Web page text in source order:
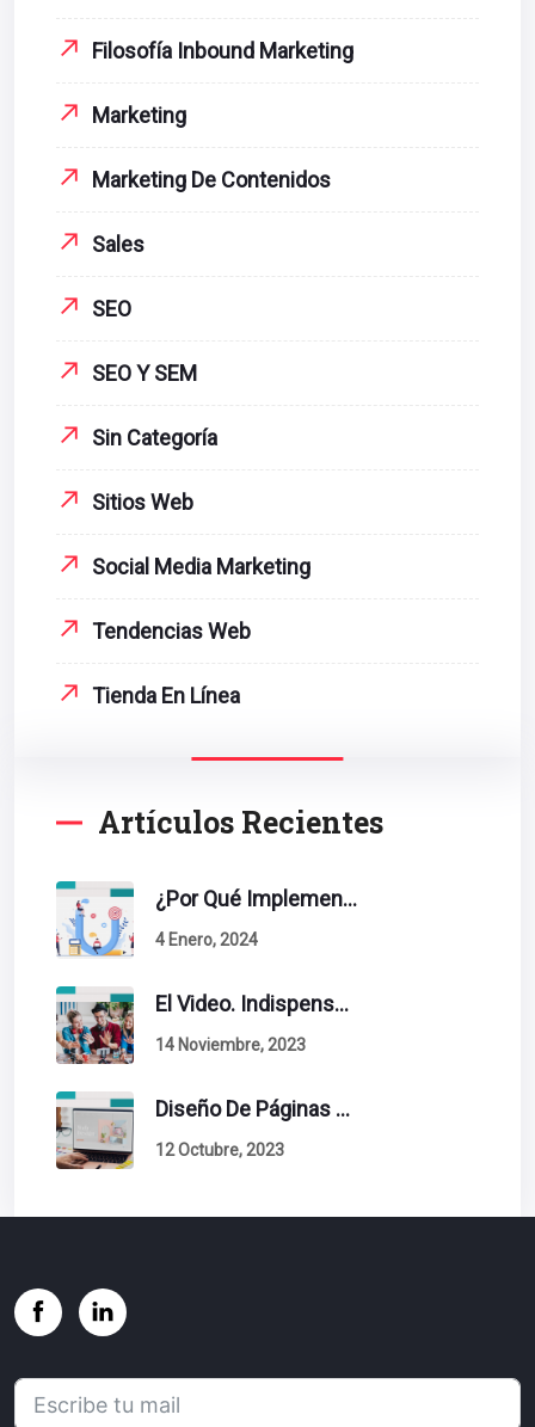
Filosofía Inbound Marketing
Marketing
Marketing De Contenidos
Sales
SEO
SEO Y SEM
Sin Categoría
Sitios Web
Social Media Marketing
Tendencias Web
Tienda En Línea
Artículos Recientes
¿Por Qué Implementar La Metodología Inbound Marketing En Tu Empresa?
4 Enero, 2024
El Video. Indispensable En Tu Estrategia De Contenidos.
14 Noviembre, 2023
Diseño De Páginas Web. Esto Debe Tener Un Sitio Exitoso.
12 Octubre, 2023